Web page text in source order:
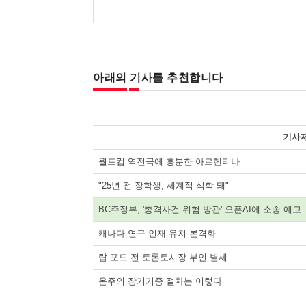
아래의 기사를 추천합니다
기사
월드컵 역전극에 흥분한 아르헨티나
"25년 전 장학생, 세계적 석학 돼"
BC주정부, '총격사건 위험 방관' 오픈AI에 소송 예고
캐나다 연구 인재 유치 본격화
랍 포드 전 토론토시장 부인 별세
온주의 장기기증 절차는 이렇다